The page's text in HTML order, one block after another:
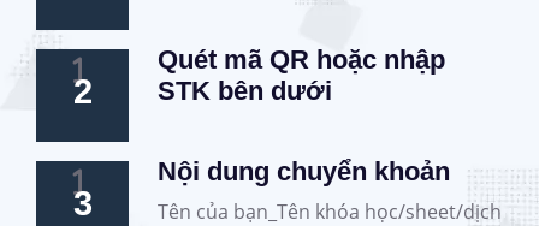
2
Quét mã QR hoặc nhập
STK bên dưới
3
Nội dung chuyển khoản
Tên của bạn_Tên khóa học/sheet/dịch